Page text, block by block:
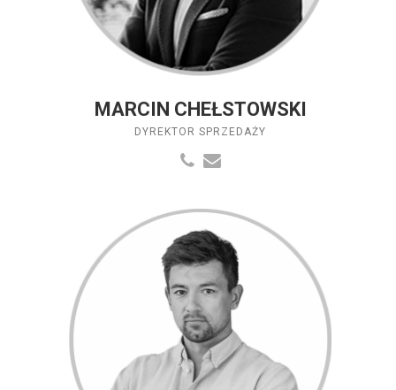
MARCIN CHEŁSTOWSKI
DYREKTOR SPRZEDAŻY